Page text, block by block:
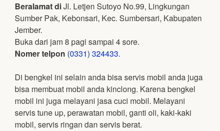
Beralamat diJl. Letjen Sutoyo No.99, Lingkungan
Sumber Pak, Kebonsari, Kec. Sumbersari, Kabupaten
Jember.
Buka dari jam 8 pagi sampai 4 sore.
Nomer telpon (0331) 324433.
Di bengkel ini selain anda bisa servis mobil anda juga
bisa membuat mobil anda kinclong. Karena bengkel
mobil ini juga melayani jasa cuci mobil. Melayani
servis tune up, perawatan mobil, ganti oli, kaki-kaki
mobil, servis ringan dan servis berat.